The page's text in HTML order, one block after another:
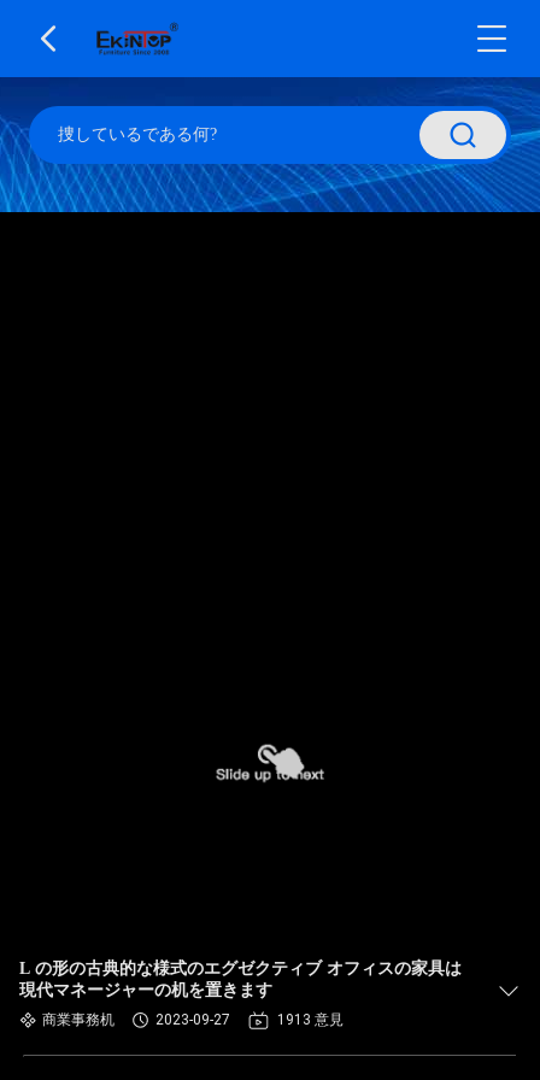
L の形の古典的な様式のエグゼクティブ オフィスの家具は
現代マネージャーの机を置きます
商業事務机 2023-09-27 1913 意見